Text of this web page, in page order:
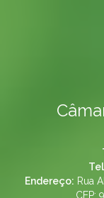
Endereço: Rua
CEP: